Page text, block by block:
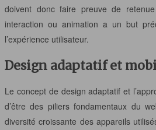
doivent donc faire preuve de
interaction ou animation a un but
l’expérience utilisateur.
Design adaptatif et
Le concept de design adaptatif et
d’être des piliers fondamentaux du
diversité croissante des appareils